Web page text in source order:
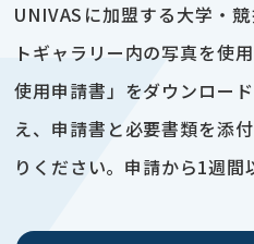
UNIVASに加盟する大学・
トギャラリー内の写真を使
使用申請書」をダウンロー
え、申請書と必要書類を添
りください。申請から1週間